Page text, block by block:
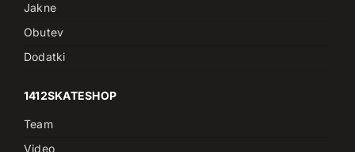
Jakne
Obutev
Dodatki
1412SKATESHOP
Team
Video